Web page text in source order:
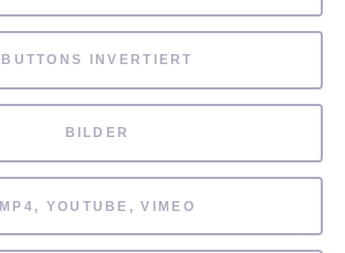
BUTTONS INVERTIERT
BILDER
MP4, YOUTUBE, VIMEO